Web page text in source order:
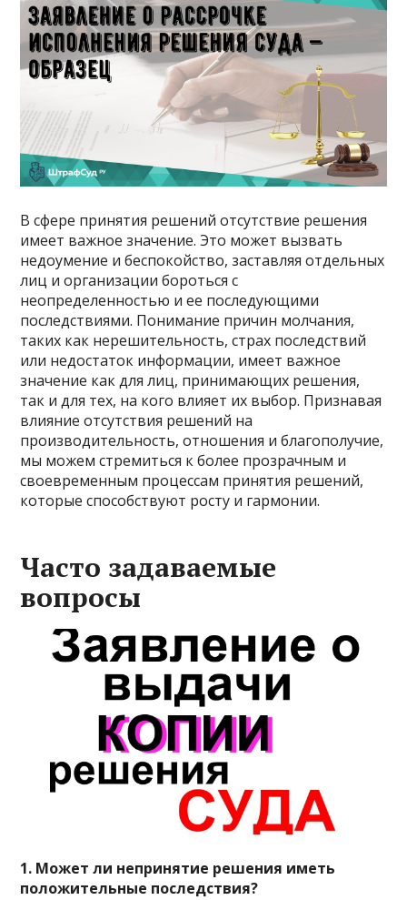
В сфере принятия решений отсутствие решения
имеет важное значение. Это может вызвать
недоумение и беспокойство, заставляя отдельных
лиц и организации бороться с
неопределенностью и ее последующими
последствиями. Понимание причин молчания,
таких как нерешительность, страх последствий
или недостаток информации, имеет важное
значение как для лиц, принимающих решения,
так и для тех, на кого влияет их выбор. Признавая
влияние отсутствия решений на
производительность, отношения и благополучие,
мы можем стремиться к более прозрачным и
своевременным процессам принятия решений,
которые способствуют росту и гармонии.
Часто задаваемые
вопросы
1. Может ли непринятие решения иметь
положительные последствия?